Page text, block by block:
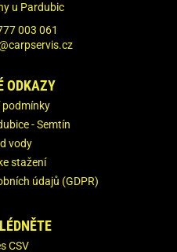
u Pardubic
003 061
ODKAZY
podmínky
- Semtín
vody
stažení
údajů (GDPR)
CSV